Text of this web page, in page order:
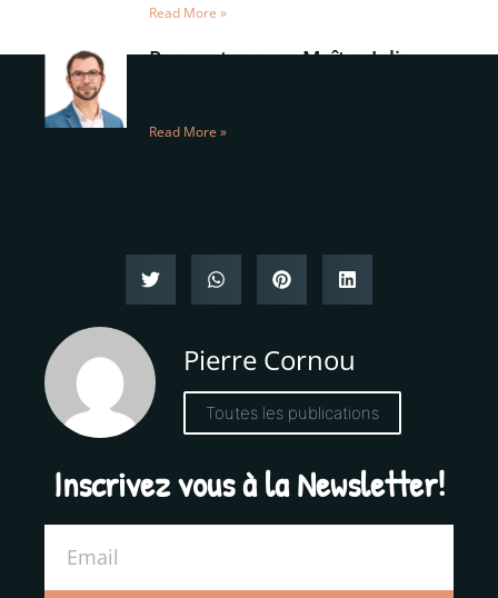
Read More »
Rencontre avec Maître Julien
Read More »
Pierre Cornou
Toutes les publications
Inscrivez vous à la Newsletter!